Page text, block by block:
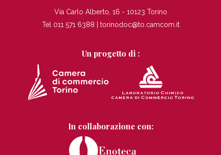
Via Carlo Alberto, 16 - 10123 Torino
Tel 011 571 6388 | torinodoc@to.camcom.it
Un progetto di :
In collaborazione con: